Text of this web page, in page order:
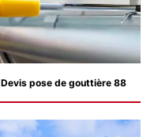
Devis pose de gouttière 88